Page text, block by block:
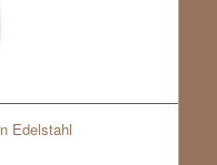
Edelstahl